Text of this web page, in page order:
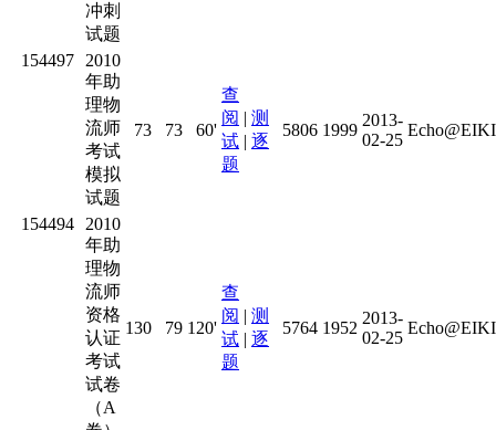
冲刺
试题
154497
2010
年助
理物
流师
考试
模拟
试题
73 73 60'
查
阅 | 测
试 | 逐
题
5806 1999
2013-
02-25
154494
2010
年助
理物
流师
资格
认证
考试
试卷
（A
130 79 120'
查
阅 | 测
试 | 逐
题
5764 1952
2013-
02-25